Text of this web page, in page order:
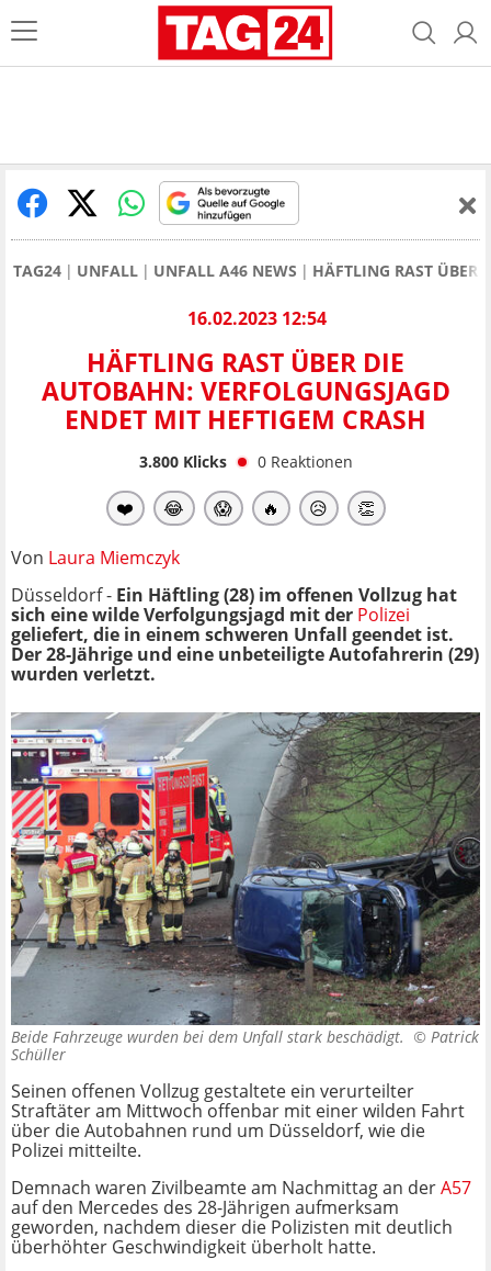
TAG24 UNFALL UNFALL A46 NEWS HÄFTLING RAST ÜBER
16.02.2023 12:54
HÄFTLING RAST ÜBER DIE
AUTOBAHN: VERFOLGUNGSJAGD
ENDET MIT HEFTIGEM CRASH
3.800Klicks 0 Reaktionen
❤️ 😂 😱 🔥 😥 👏
Von Laura Miemczyk
Düsseldorf - Ein Häftling (28) im offenen Vollzug hat
sich eine wilde Verfolgungsjagd mit der Polizei
geliefert, die in einem schweren Unfall geendet ist.
Der 28-Jährige und eine unbeteiligte Autofahrerin (29)
wurden verletzt.
Beide Fahrzeuge wurden bei dem Unfall stark beschädigt. © Patrick
Schüller
Seinen offenen Vollzug gestaltete ein verurteilter
Straftäter am Mittwoch offenbar mit einer wilden Fahrt
über die Autobahnen rund um Düsseldorf, wie die
Polizei mitteilte.
Demnach waren Zivilbeamte am Nachmittag an derA57
auf den Mercedes des 28-Jährigen aufmerksam
geworden, nachdem dieser die Polizisten mit deutlich
überhöhter Geschwindigkeit überholt hatte.